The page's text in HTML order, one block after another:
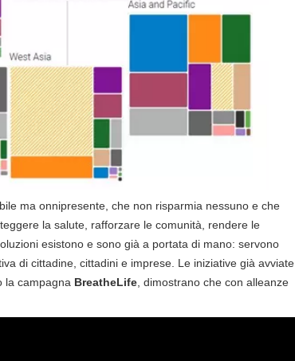
ma onnipresente, che non risparmia nessuno e che
la salute, rafforzare le comunità, rendere le
esistono e sono già a portata di mano: servono
di cittadine, cittadini e imprese. Le iniziative già avviate
la campagna BreatheLife , dimostrano che con alleanze